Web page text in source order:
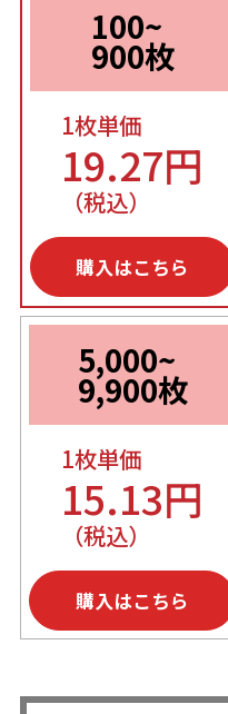
100~
900枚
1枚単価
19.27円
（税込）
購入はこちら
5,000~
9,900枚
1枚単価
15.13円
（税込）
購入はこちら